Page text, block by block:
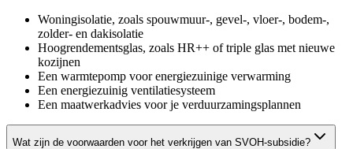
Woningisolatie, zoals spouwmuur-, gevel-, vloer-, bodem-,
zolder- en dakisolatie
Hoogrendementsglas, zoals HR++ of triple glas met nieuwe
kozijnen
Een warmtepomp voor energiezuinige verwarming
Een energiezuinig ventilatiesysteem
Een maatwerkadvies voor je verduurzamingsplannen
Wat zijn de voorwaarden voor het verkrijgen van SVOH-subsidie?